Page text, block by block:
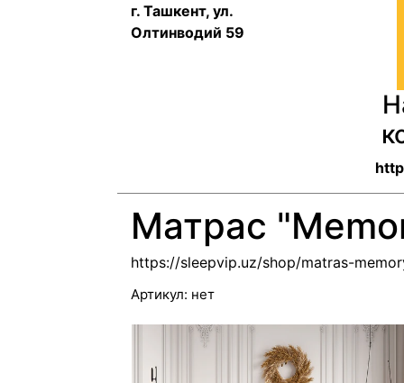
г. Ташкент, ул.
Олтинводий 59
Матрас
https://sleepvip.uz/shop/matras-
Артикул: нет